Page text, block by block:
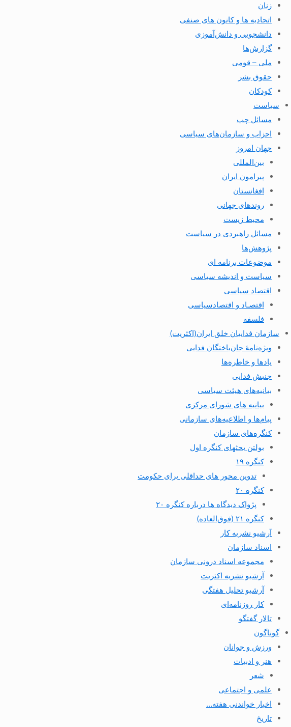
زنان
اتحادیه ها و کانون های صنفی
دانشجویی و دانش‌آموزی
گزارش‌ها
ملی – قومی
حقوق بشر
کودکان
سیاست
مسائل چپ
احزاب و سازمان‌های سیاسی
جهان امروز
بین‌المللی
پیرامون ایران
افغانستان
روندهای جهانی
محیط زیست
مسائل راهبردی در سیاست
پژوهش‌ها
موضوعات برنامه ای
سیاست و اندیشه سیاسی
اقتصاد سیاسی
اقتصـاد و اقتصاد‌سیاسی
فلسفه
سازمان فداییان خلق ایران(اکثریت)
ویژه‌نامهٔ جان‌باختگان فدایی
یادها و خاطره‌ها
جنبش فدایی
بیانیه‌های هیئت سیاسی
بیانیه های شورای مرکزی
پیام‌ها و اطلاعیه‌های سازمانی
کنگره‌های سازمان
بولتن بحثهای کنگره اول
کنگره ۱۹
تدوین محور های حداقلی برای حکومت
کنگره ۲۰
پژواک دیدگاه ها درباره کنگره ۲۰
کنگره ۲۱ (فوق‌العاده)
آرشیو نشریه کار
اسناد سازمان
مجموعه اسناد درونی سازمان
آرشیو نشریه اکثریت
آرشیو تحلیل هفتگی
کار روزنامه‌ای
تالار گفتگو
گوناگون
ورزش و جوانان
هنر و ادبیات
شعر
علمی و اجتماعی
اخبار خواندنی هفته…
تاریخ